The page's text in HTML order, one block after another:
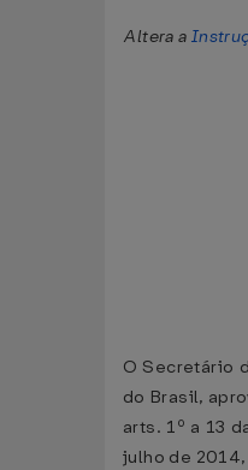
Altera a
O Secretário
do Brasil,
arts. 1º a 13
julho de 2014,